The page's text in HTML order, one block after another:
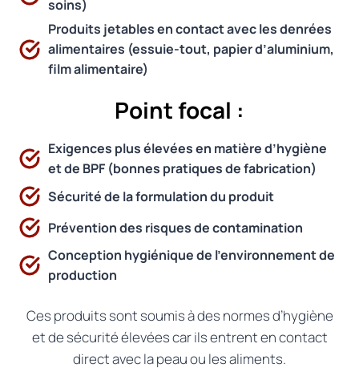
soins)
Produits jetables en contact avec les denrées
alimentaires (essuie-tout, papier d’aluminium,
film alimentaire)
Point focal :
Exigences plus élevées en matière d’hygiène
et de BPF (bonnes pratiques de fabrication)
Sécurité de la formulation du produit
Prévention des risques de contamination
Conception hygiénique de l’environnement de
production
Ces produits sont soumis à des normes d’hygiène
et de sécurité élevées car ils entrent en contact
direct avec la peau ou les aliments.